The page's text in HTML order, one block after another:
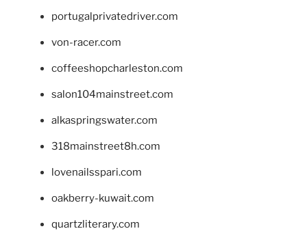
portugalprivatedriver.com
von-racer.com
coffeeshopcharleston.com
salon104mainstreet.com
alkaspringswater.com
318mainstreet8h.com
lovenailsspari.com
oakberry-kuwait.com
quartzliterary.com